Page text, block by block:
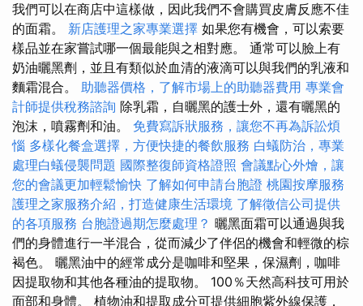
我們可以在商店中這樣做，因此我們不會購買皮膚反應不佳
的面霜。 新店護理之家專業選擇 如果您有機會，可以索要
樣品並在家嘗試哪一個最能與之相對應。 通常可以臉上有
奶油曬黑劑，並且有類似於血清的液滴可以與我們的乳液和
麵霜混合。 助聽器價格，了解市場上的助聽器費用 專業會
計師提供稅務諮詢 除乳霜，自曬黑的護士外，還有曬黑的
泡沫，噴霧劑和油。 免費寫訴狀服務，讓您不再為訴訟煩
惱 多樣化餐盒選擇，方便快捷的餐飲服務 白蟻防治，專業
處理白蟻侵襲問題 國際整復師資格證照 會議點心外燴，讓
您的會議更加輕鬆愉快 了解如何申請台胞證 桃園按摩服務
護理之家服務介紹，打造健康生活環境 了解徵信公司提供
的各項服務 台胞證過期怎麼處理？ 曬黑面霜可以通過與我
們的身體進行一半混合，從而減少了伴侶的機會和輕微的棕
褐色。 曬黑油中的經常成分是咖啡和堅果，保濕劑，咖啡
因提取物和其他各種油的提取物。 100％天然高科技可用於
面部和身體。 植物油和提取成分可提供細胞紫外線保護，